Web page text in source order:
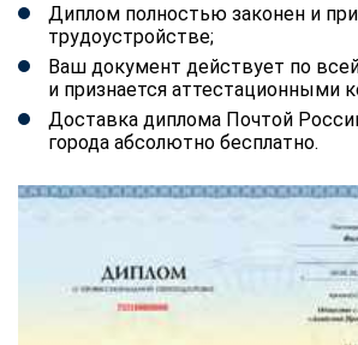
Диплом полностью законен и
трудоустройстве;
Ваш документ действует по
и признается аттестационными
Доставка диплома Почтой
города абсолютно бесплатно.